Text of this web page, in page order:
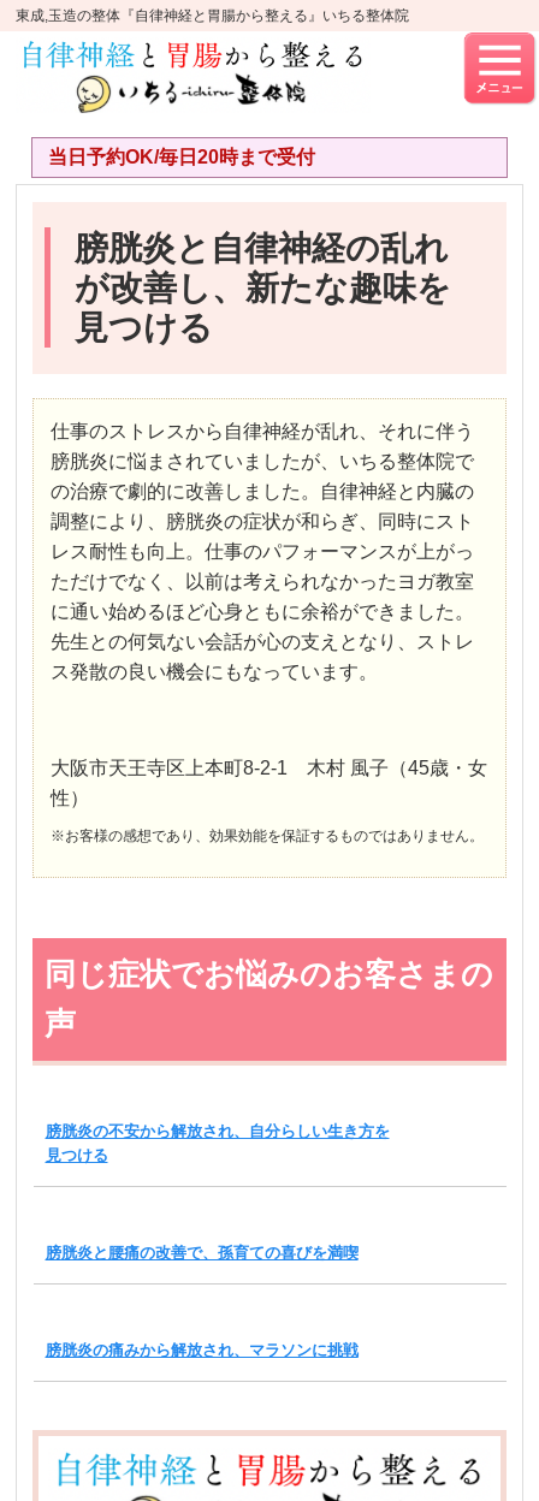
東成,玉造の整体『自律神経と胃腸から整える』いちる整体院
当日予約OK/毎日20時まで受付
膀胱炎と自律神経の乱れ
が改善し、新たな趣味を
見つける
仕事のストレスから自律神経が乱れ、それに伴う
膀胱炎に悩まされていましたが、いちる整体院で
の治療で劇的に改善しました。自律神経と内臓の
調整により、膀胱炎の症状が和らぎ、同時にスト
レス耐性も向上。仕事のパフォーマンスが上がっ
ただけでなく、以前は考えられなかったヨガ教室
に通い始めるほど心身ともに余裕ができました。
先生との何気ない会話が心の支えとなり、ストレ
ス発散の良い機会にもなっています。
大阪市天王寺区上本町8-2-1 木村 風子（45歳・女
性）
※お客様の感想であり、効果効能を保証するものではありません。
同じ症状でお悩みのお客さまの
声
膀胱炎の不安から解放され、自分らしい生き方を
見つける
膀胱炎と腰痛の改善で、孫育ての喜びを満喫
膀胱炎の痛みから解放され、マラソンに挑戦